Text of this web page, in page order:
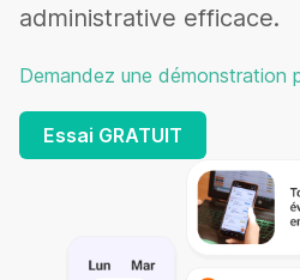
administrative efficace.
Demandez une démonstration
Essai GRATUIT